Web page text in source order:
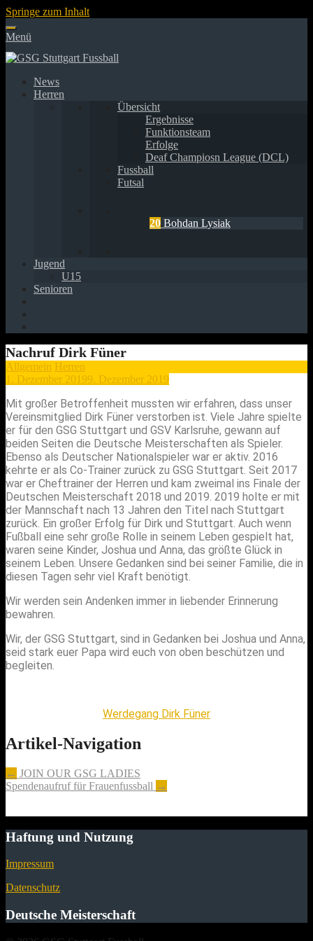
Springe zum Inhalt
Menü
News
Herren
Übersicht
Ergebnisse
Funktionsteam
Erfolge
Deaf Champiosn League (DCL)
Fussball
Futsal
20 Bohdan Lysiak
Jugend
U15
Senioren
Nachruf Dirk Füner
Allgemein Herren
1. Dezember 20199. Dezember 2019
Mit großer Betroffenheit mussten wir erfahren, dass unser
Vereinsmitglied Dirk Füner verstorben ist. Viele Jahre spielte
er für den GSG Stuttgart und GSV Karlsruhe, gewann auf
beiden Seiten die Deutsche Meisterschaften als Spieler.
Ebenso als Deutscher Nationalspieler war er aktiv. 2016
kehrte er als Co-Trainer zurück zu GSG Stuttgart. Seit 2017
war er Cheftrainer der Herren und kam zweimal ins Finale der
Deutschen Meisterschaft 2018 und 2019. 2019 holte er mit
der Mannschaft nach 13 Jahren den Titel nach Stuttgart
zurück. Ein großer Erfolg für Dirk und Stuttgart. Auch wenn
Fußball eine sehr große Rolle in seinem Leben gespielt hat,
waren seine Kinder, Joshua und Anna, das größte Glück in
seinem Leben. Unsere Gedanken sind bei seiner Familie, die in
diesen Tagen sehr viel Kraft benötigt.
Wir werden sein Andenken immer in liebender Erinnerung
bewahren.
Wir, der GSG Stuttgart, sind in Gedanken bei Joshua und Anna,
seid stark euer Papa wird euch von oben beschützen und
begleiten.
Werdegang Dirk Füner
Artikel-Navigation
← JOIN OUR GSG LADIES
Spendenaufruf für Frauenfussball →
Haftung und Nutzung
Impressum
Datenschutz
Deutsche Meisterschaft